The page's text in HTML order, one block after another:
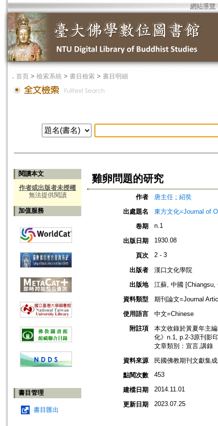
網站導覽
． 首頁 > 檢索系統 > 書目檢索 > 書目明細
閱讀本文
作者或出版者未授權
無法提供閱讀
加值服務
書目管理
書目匯出
雞卵問題的研究
作者 唐主任 ; 紹奘
出處題名
東方文化=Journal of
卷期
n.1
出版日期 1930.08
頁次 2 - 3
出版者
漢口文化學院
出版地
江蘇, 中國 [Chiangsu,
資料類型
期刊論文=Journal
使用語言
中文=Chinese
附註項
本文收錄於黃夏年主
化》n.1, p.2-3原刊影
文章類別：宣言,講錄
資料來源
民國佛教期刊文獻集
點閱次數
453
建檔日期 2014.11.01
更新日期 2023.07.25